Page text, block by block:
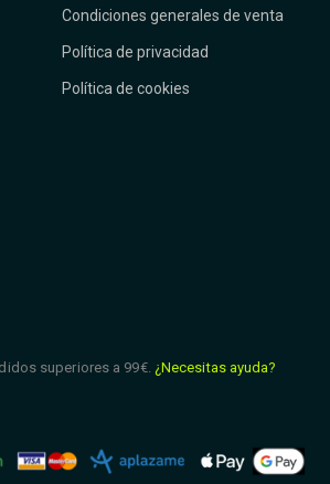
Condiciones generales de venta
Política de privacidad
Política de cookies
superiores a 99€. ¿Necesitas ayuda?